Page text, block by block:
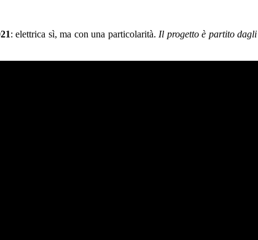
: elettrica sì, ma con una particolarità. Il progetto è partito